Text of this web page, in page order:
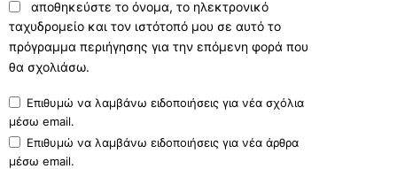
αποθηκεύστε το όνομα, το ηλεκτρονικό
ταχυδρομείο και τον ιστότοπό μου σε αυτό το
πρόγραμμα περιήγησης για την επόμενη φορά που
θα σχολιάσω.
Επιθυμώ να λαμβάνω ειδοποιήσεις για νέα σχόλια
μέσω email.
Επιθυμώ να λαμβάνω ειδοποιήσεις για νέα άρθρα
μέσω email.